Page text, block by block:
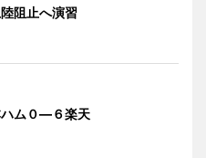
阻止へ演習
ム０―６楽天